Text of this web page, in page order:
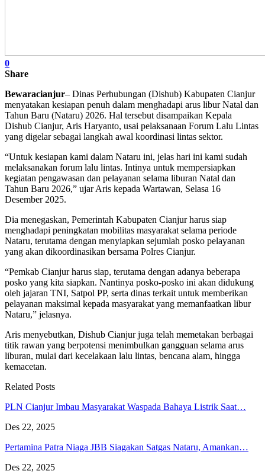
0
Share
Bewaracianjur– Dinas Perhubungan (Dishub) Kabupaten Cianjur
menyatakan kesiapan penuh dalam menghadapi arus libur Natal dan
Tahun Baru (Nataru) 2026. Hal tersebut disampaikan Kepala
Dishub Cianjur, Aris Haryanto, usai pelaksanaan Forum Lalu Lintas
yang digelar sebagai langkah awal koordinasi lintas sektor.
“Untuk kesiapan kami dalam Nataru ini, jelas hari ini kami sudah
melaksanakan forum lalu lintas. Intinya untuk mempersiapkan
kegiatan pengawasan dan pelayanan selama liburan Natal dan
Tahun Baru 2026,” ujar Aris kepada Wartawan, Selasa 16
Desember 2025.
Dia menegaskan, Pemerintah Kabupaten Cianjur harus siap
menghadapi peningkatan mobilitas masyarakat selama periode
Nataru, terutama dengan menyiapkan sejumlah posko pelayanan
yang akan dikoordinasikan bersama Polres Cianjur.
“Pemkab Cianjur harus siap, terutama dengan adanya beberapa
posko yang kita siapkan. Nantinya posko-posko ini akan didukung
oleh jajaran TNI, Satpol PP, serta dinas terkait untuk memberikan
pelayanan maksimal kepada masyarakat yang memanfaatkan libur
Nataru,” jelasnya.
Aris menyebutkan, Dishub Cianjur juga telah memetakan berbagai
titik rawan yang berpotensi menimbulkan gangguan selama arus
liburan, mulai dari kecelakaan lalu lintas, bencana alam, hingga
kemacetan.
Related Posts
PLN Cianjur Imbau Masyarakat Waspada Bahaya Listrik Saat…
Des 22, 2025
Pertamina Patra Niaga JBB Siagakan Satgas Nataru, Amankan…
Des 22, 2025